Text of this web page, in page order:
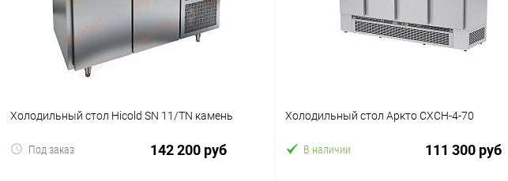
Холодильный стол Hicold SN 11/TN камень
Под заказ 142 200 руб
Холодильный стол Аркто СХСН-4-70
В наличии 111 300 руб